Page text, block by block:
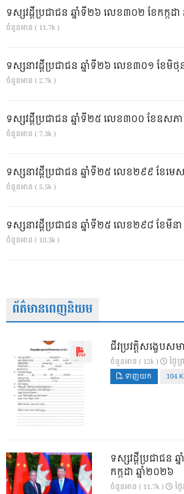
ទស្សវដ្តីប្រជាជន ឆ្នាំទី២៦ លេខ៣០២ ខែកក្កដា
ចំនួនអាន ( 11.7k )
ទស្សនាវដ្ដីប្រជាជន ឆ្នាំទី២៦ លេខ៣០១ ខែមិថុ
ចំនួនអាន ( 2.7k )
ទស្សវដ្តីប្រជាជន ឆ្នាំទី២៥ លេខ៣០០ ខែឧសភ
ចំនួនអាន ( 7.3k )
ទស្សនាវដ្ដីប្រជាជន ឆ្នាំទី២៥ លេខ២៩៩ ខែមេ
ចំនួនអាន ( 5.5k )
ទស្សនាវដ្ដីប្រជាជន ឆ្នាំទី២៥ លេខ២៩៨ ខែមីន
ចំនួនអាន ( 10.3k )
ព័ត៌មានពេញនិយម
ជីវប្រវត្តិសង្ខេប
ចំនួនអាន ( 12k ) ថ្ង
ទាញយក 104
ទស្សវដ្តីប្រជាជន
កក្កដា ឆ្នាំ២០២៦
ចំនួនអាន ( 11.7k ) ថ្